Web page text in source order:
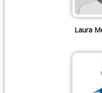
Laura